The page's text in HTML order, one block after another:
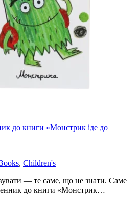
до книги «Монстрик іде до
, Children's
— те саме, що не знати. Саме
до книги «Монстрик…